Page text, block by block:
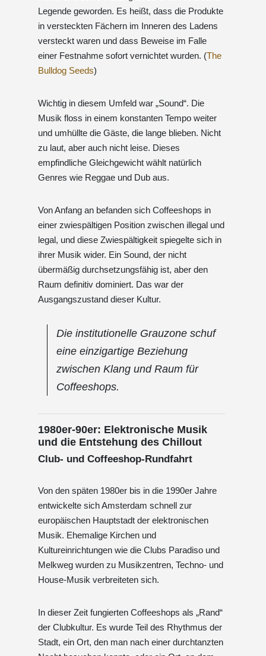
Legende geworden. Es heißt, dass die Produkte
in versteckten Fächern im Inneren des Ladens
versteckt waren und dass Beweise im Falle
einer Festnahme sofort vernichtet wurden. (The
Bulldog Seeds)
Wichtig in diesem Umfeld war „Sound“. Die
Musik floss in einem konstanten Tempo weiter
und umhüllte die Gäste, die lange blieben. Nicht
zu laut, aber auch nicht leise. Dieses
empfindliche Gleichgewicht wählt natürlich
Genres wie Reggae und Dub aus.
Von Anfang an befanden sich Coffeeshops in
einer zwiespältigen Position zwischen illegal und
legal, und diese Zwiespältigkeit spiegelte sich in
ihrer Musik wider. Ein Sound, der nicht
übermäßig durchsetzungsfähig ist, aber den
Raum definitiv dominiert. Das war der
Ausgangszustand dieser Kultur.
Die institutionelle Grauzone schuf
eine einzigartige Beziehung
zwischen Klang und Raum für
Coffeeshops.
1980er-90er: Elektronische Musik
und die Entstehung des Chillout
Club- und Coffeeshop-Rundfahrt
Von den späten 1980er bis in die 1990er Jahre
entwickelte sich Amsterdam schnell zur
europäischen Hauptstadt der elektronischen
Musik. Ehemalige Kirchen und
Kultureinrichtungen wie die Clubs Paradiso und
Melkweg wurden zu Musikzentren, Techno- und
House-Musik verbreiteten sich.
In dieser Zeit fungierten Coffeeshops als „Rand“
der Clubkultur. Es wurde Teil des Rhythmus der
Stadt, ein Ort, den man nach einer durchtanzten